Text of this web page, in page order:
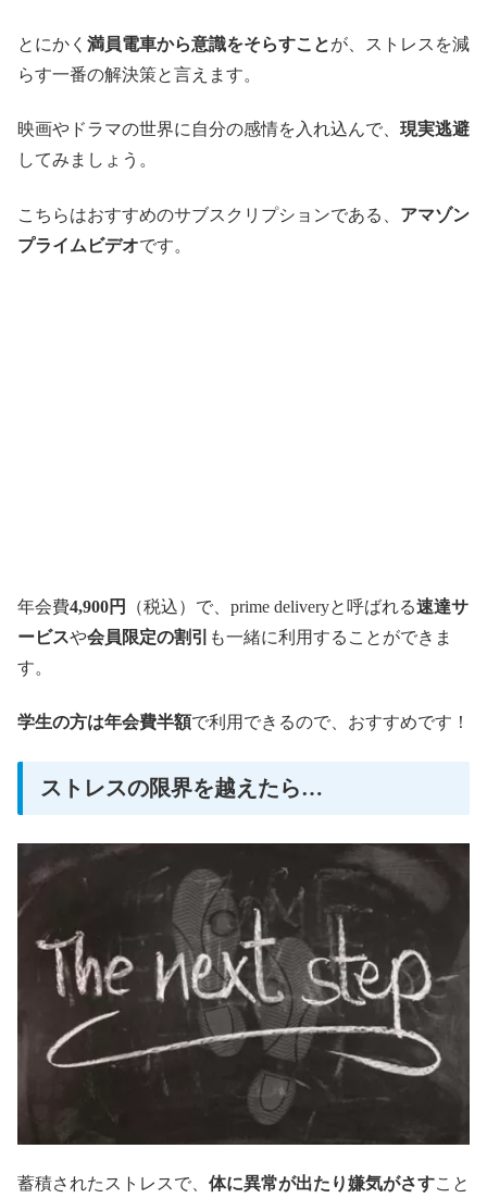
とにかく 満員電車から意識をそらすことが、ストレスを減
らす一番の解決策と言えます。
映画やドラマの世界に自分の感情を入れ込んで、 現実逃避
してみましょう。
こちらはおすすめのサブスクリプションである、 アマゾン
プライムビデオです。
年会費4,900円 （税込）で、prime deliveryと呼ばれる速達サ
ービスや会員限定の割引 も一緒に利用することができま
す。
学生の方は年会費半額で利用できるので、おすすめです！
ストレスの限界を越えたら…
蓄積されたストレスで、 体に異常が出たり嫌気がさすこと